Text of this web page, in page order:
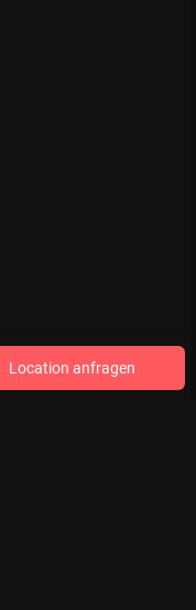
Location anfragen